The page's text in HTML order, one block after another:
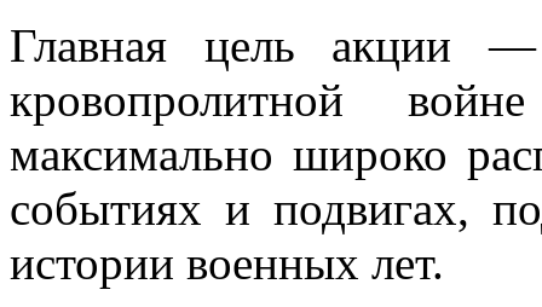
Главная цель акции
кровопролитной
максимально широко
событиях и подвигах,
истории военных лет.